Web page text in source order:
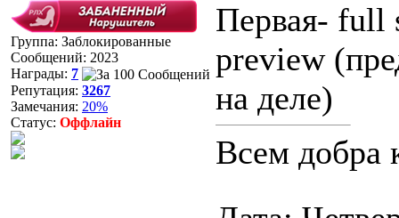
Группа: Заблокированные
Сообщений: 2023
Награды: 7
Репутация: 3267
Замечания: 20%
Статус: Оффлайн
Первая- full
preview
на деле)
Всем добра